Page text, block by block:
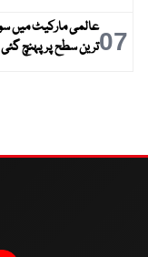
07ترین سطح پر پہنچ گئی